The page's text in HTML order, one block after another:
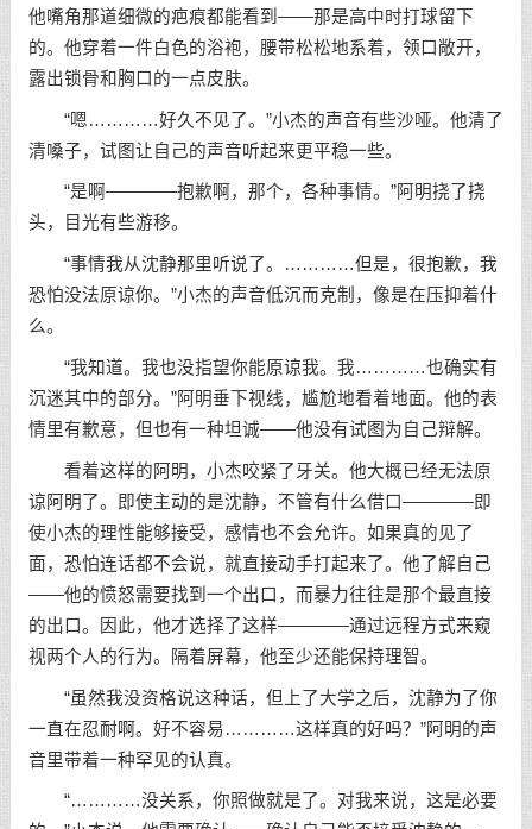
他嘴角那道细微的疤痕都能看到——那是高中时打球留下
的。他穿着一件白色的浴袍，腰带松松地系着，领口敞开，
露出锁骨和胸口的一点皮肤。
“嗯…………好久不见了。”小杰的声音有些沙哑。他清了
清嗓子，试图让自己的声音听起来更平稳一些。
“是啊————抱歉啊，那个，各种事情。”阿明挠了挠
头，目光有些游移。
“事情我从沈静那里听说了。…………但是，很抱歉，我
恐怕没法原谅你。”小杰的声音低沉而克制，像是在压抑着什
么。
“我知道。我也没指望你能原谅我。我…………也确实有
沉迷其中的部分。”阿明垂下视线，尴尬地看着地面。他的表
情里有歉意，但也有一种坦诚——他没有试图为自己辩解。
看着这样的阿明，小杰咬紧了牙关。他大概已经无法原
谅阿明了。即使主动的是沈静，不管有什么借口————即
使小杰的理性能够接受，感情也不会允许。如果真的见了
面，恐怕连话都不会说，就直接动手打起来了。他了解自己
——他的愤怒需要找到一个出口，而暴力往往是那个最直接
的出口。因此，他才选择了这样————通过远程方式来窥
视两个人的行为。隔着屏幕，他至少还能保持理智。
“虽然我没资格说这种话，但上了大学之后，沈静为了你
一直在忍耐啊。好不容易…………这样真的好吗？”阿明的声
音里带着一种罕见的认真。
“…………没关系，你照做就是了。对我来说，这是必要